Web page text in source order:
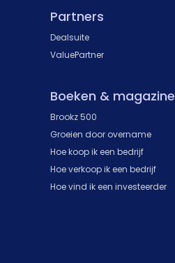
Partners
Dealsuite
ValuePartner
Boeken & magazine
Brookz 500
Groeien door overname
Hoe koop ik een bedrijf
Hoe verkoop ik een bedrijf
Hoe vind ik een investeerder